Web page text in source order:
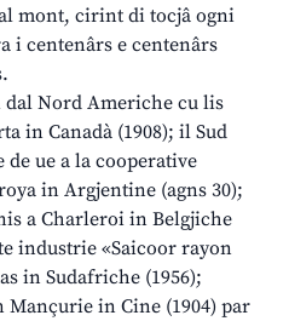
mont, cirint di tocjâ ogni
i centenârs e centenârs
Nord Americhe cu lis
in Canadà (1908); il Sud
ue a la cooperative
in Argjentine (agns 30);
a Charleroi in Belgjiche
industrie «Saicoor rayon
in Sudafriche (1956);
in Cine (1904) par